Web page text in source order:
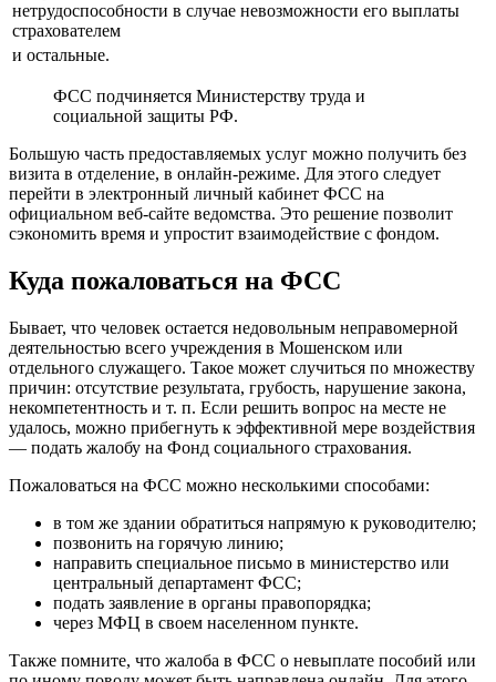
нетрудоспособности в случае невозможности его выплаты
страхователем
и остальные.
ФСС подчиняется Министерству труда и
социальной защиты РФ.
Большую часть предоставляемых услуг можно получить без
визита в отделение, в онлайн-режиме. Для этого следует
перейти в электронный личный кабинет ФСС на
официальном веб-сайте ведомства. Это решение позволит
сэкономить время и упростит взаимодействие с фондом.
Куда пожаловаться на ФСС
Бывает, что человек остается недовольным неправомерной
деятельностью всего учреждения в Мошенском или
отдельного служащего. Такое может случиться по множеству
причин: отсутствие результата, грубость, нарушение закона,
некомпетентность и т. п. Если решить вопрос на месте не
удалось, можно прибегнуть к эффективной мере воздействия
— подать жалобу на Фонд социального страхования.
Пожаловаться на ФСС можно несколькими способами:
в том же здании обратиться напрямую к руководителю;
позвонить на горячую линию;
направить специальное письмо в министерство или
центральный департамент ФСС;
подать заявление в органы правопорядка;
через МФЦ в своем населенном пункте.
Также помните, что жалоба в ФСС о невыплате пособий или